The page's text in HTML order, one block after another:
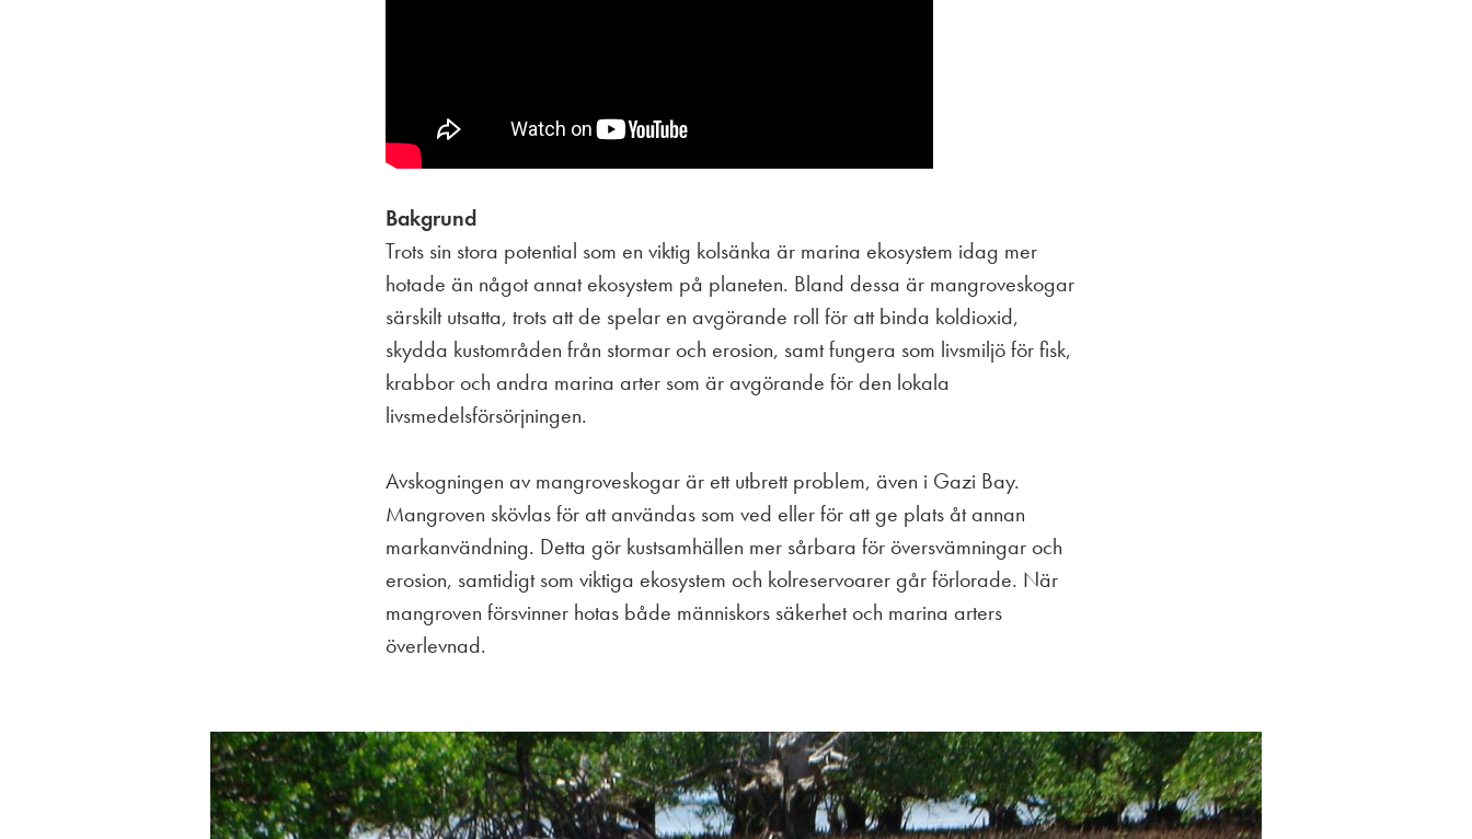
Bakgrund
Trots sin stora potential som en viktig kolsänka är marina ekosystem idag mer
hotade än något annat ekosystem på planeten. Bland dessa är mangroveskogar
särskilt utsatta, trots att de spelar en avgörande roll för att binda koldioxid,
skydda kustområden från stormar och erosion, samt fungera som livsmiljö för fisk,
krabbor och andra marina arter som är avgörande för den lokala
livsmedelsförsörjningen.
Avskogningen av mangroveskogar är ett utbrett problem, även i Gazi Bay.
Mangroven skövlas för att användas som ved eller för att ge plats åt annan
markanvändning. Detta gör kustsamhällen mer sårbara för översvämningar och
erosion, samtidigt som viktiga ekosystem och kolreservoarer går förlorade. När
mangroven försvinner hotas både människors säkerhet och marina arters
överlevnad.